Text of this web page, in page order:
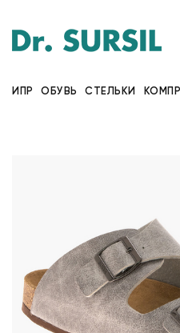
ИПР ОБУВЬ СТЕЛЬКИ